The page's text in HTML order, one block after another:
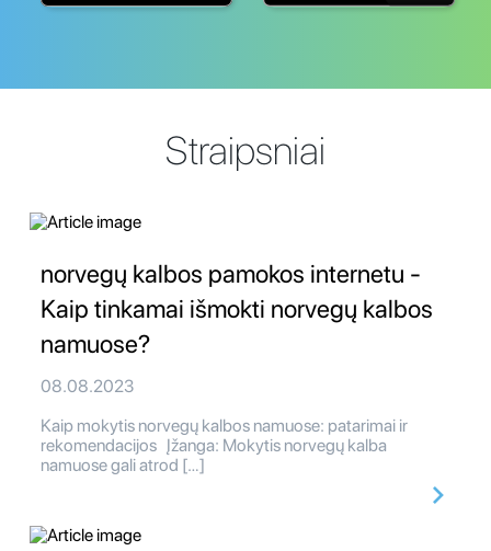
Straipsniai
norvegų kalbos pamokos internetu -
Kaip tinkamai išmokti norvegų kalbos
namuose?
08.08.2023
Kaip mokytis norvegų kalbos namuose: patarimai ir
rekomendacijos Įžanga: Mokytis norvegų kalba
namuose gali atrod […]